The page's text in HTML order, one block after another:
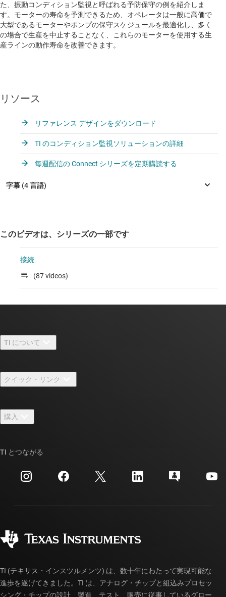
た、振動コンディション監視と呼ばれる予防保守の例を紹介しま
す。モーターの寿命を予測できるため、オペレータは一般に高価で
大型であるモーターやポンプの保守スケジュールを最適化し、多く
の場合で生産を中止することなく、これらのモーターを使用する生
産ラインの動作寿命を改善できます。
リソース
リファレンス デザインをダウンロード
TI のコンディション監視ソリューションの詳細
毎週配信の Connect シリーズを定期購読する
このビデオは、シリーズの一部です
接続
(87 videos)
TI について
採用情報
ニュース
イベント
投資家向け情報
クイック・リンク
TI E2E™ 設計サポート・フォーラム
クロスリファレンス検索
カスタマー・サポート・センター
myTI アカウントの FAQ
購入
ご注文に関する FAQ
TI とつながる
TI (テキサス・インスツルメンツ) は、数十年にわたって実現可能な
進歩を遂げてきました。TI は、アナログ・チップと組込みプロセッ
シング・チップの設計、製造、テスト、販売に従事しているグロー